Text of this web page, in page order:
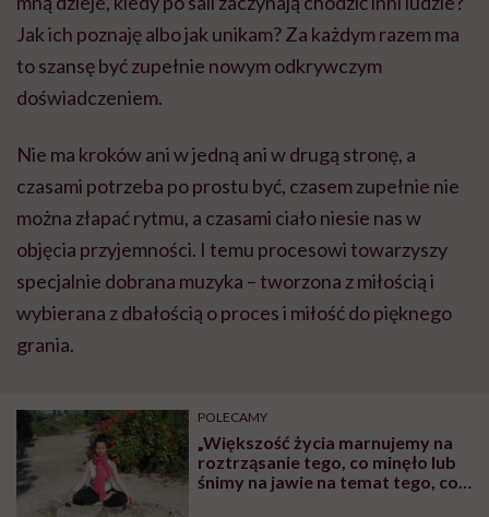
Jak ich poznaję albo jak unikam? Za każdym razem ma
to szansę być zupełnie nowym odkrywczym
doświadczeniem.
Nie ma kroków ani w jedną ani w drugą stronę, a
czasami potrzeba po prostu być, czasem zupełnie nie
można złapać rytmu, a czasami ciało niesie nas w
objęcia przyjemności. I temu procesowi towarzyszy
specjalnie dobrana muzyka – tworzona z miłością i
wybierana z dbałością o proces i miłość do pięknego
grania.
POLECAMY
„Większość życia marnujemy na
roztrząsanie tego, co minęło lub
śnimy na jawie na temat tego, co